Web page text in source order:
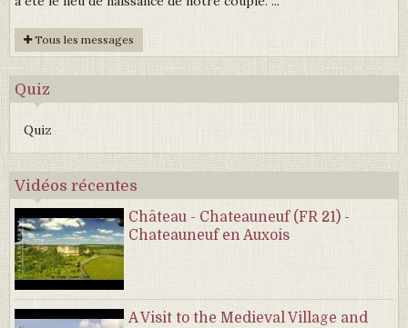
Tous les messages
Quiz
Quiz
Vidéos récentes
Château - Chateauneuf (FR 21) -
Chateauneuf en Auxois
A Visit to the Medieval Village and